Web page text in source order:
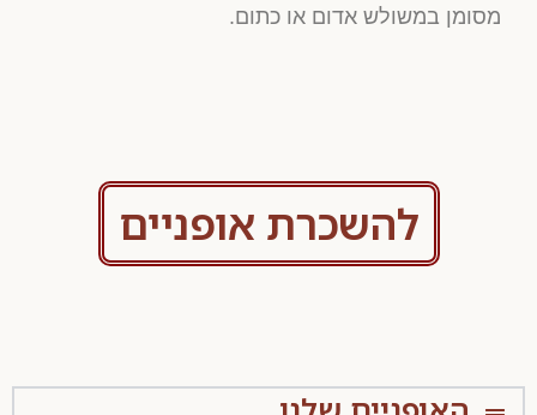
מסומן במשולש אדום או כתום.
להשכרת אופניים